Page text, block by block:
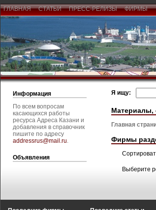
ГЛАВНАЯ СТАТЬИ ПРЕСС-РЕЛИЗЫ ФИРМЫ
Информация
По всем вопросам
касающихся работы
ресурса Адреса Казани и
добавления в справочник
пишите по адресу
addressrus@mail.ru.
Объявления
Я ищу:
Материалы,
Главная
Фирмы
Выберите